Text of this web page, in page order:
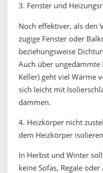
3. Fenster und
Noch effektiver, als den
zugige Fenster oder
beziehungsweise
Auch über ungedämmte
Keller) geht viel Wärme
sich leicht mit
dämmen.
4. Heizkörper nicht
dem Heizkörper isolieren
In Herbst und Winter
keine Sofas, Regale